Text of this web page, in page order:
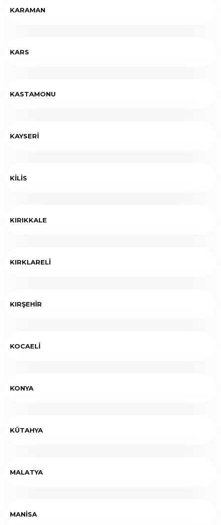
KARAMAN
KARS
KASTAMONU
KAYSERİ
KİLİS
KIRIKKALE
KIRKLARELİ
KIRŞEHİR
KOCAELİ
KONYA
KÜTAHYA
MALATYA
MANİSA